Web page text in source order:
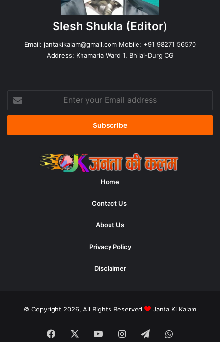
Slesh Shukla (Editor)
Email: jantakikalam@gmail.com Mobile: +91 98271 56570
Address: Khamaria Ward 1, Bhilai-Durg CG
your
Email
Home
Contact Us
About Us
Privacy Policy
Disclaimer
© Copyright 2026, All Rights Reserved Janta Ki Kalam
Facebook YouTubeInstagram
TelegramWhatsApp